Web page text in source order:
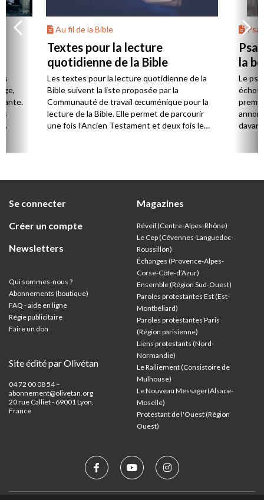
Au fil de la Bible
Textes pour la lecture
quotidienne de la Bible
Les textes pour la lecture quotidienne de la
Bible suivent la liste proposée par la
Communauté de travail œcuménique pour la
lecture de la Bible. Elle permet de parcourir
une fois l’Ancien Testament et deux fois le
la
Le
échos
Se connecter
Créer un compte
Newsletters
Qui sommes-nous ?
Abonnements (boutique)
FAQ - aide en ligne
Régie publicitaire
Faire un don
Site édité par Olivétan
04 72 00 08 54 –
abonnement@olivetan.org
20 rue Calliet - 69001 Lyon,
France
Magazines
Réveil (Centre-Alpes-Rhône)
Le Cep (Cévennes-Languedoc-
Roussillon)
Échanges (Provence-Alpes-
Corse-Côte-d’Azur)
Ensemble (Région Sud-Ouest)
Paroles protestantes Est (Est-
Montbéliard)
Paroles protestantes Paris
(Région parisienne)
Liens protestants (Nord-
Normandie)
Le Ralliement (Consistoire de
Mulhouse)
Le Nouveau Messager(Alsace-
Moselle)
Protestant de l'Ouest (Région
Ouest)